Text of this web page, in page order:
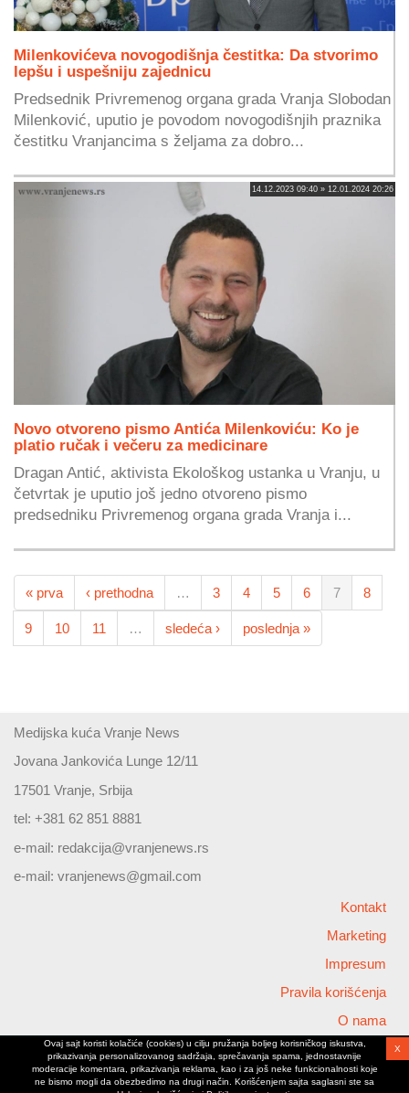
Milenkovićeva novogodišnja čestitka: Da stvorimo
lepšu i uspešniju zajednicu
Predsednik Privremenog organa grada Vranja Slobodan
Milenković, uputio je povodom novogodišnjih praznika
čestitku Vranjancima s željama za dobro...
14.12.2023 09:40 » 12.01.2024 20:26
Novo otvoreno pismo Antića Milenkoviću: Ko je
platio ručak i večeru za medicinare
Dragan Antić, aktivista Ekološkog ustanka u Vranju, u
četvrtak je uputio još jedno otvoreno pismo
predsedniku Privremenog organa grada Vranja i...
« prva ‹ prethodna … 3 4 5 6 7 8
9 10 11 … sledeća › poslednja »
Medijska kuća Vranje News
Jovana Jankovića Lunge 12/11
17501 Vranje, Srbija
tel: +381 62 851 8881
e-mail: redakcija@vranjenews.rs
e-mail: vranjenews@gmail.com
Kontakt
Marketing
Impresum
Pravila korišćenja
O nama
Copyright © 2026 Vranjenews
All rights reserved
www.vranjenews.rs
Ovaj sajt koristi kolačiće (cookies) u cilju pružanja boljeg korisničkog iskustva,
prikazivanja personalizovanog sadržaja, sprečavanja spama, jednostavnije
moderacije komentara, prikazivanja reklama, kao i za još neke funkcionalnosti koje
ne bismo mogli da obezbedimo na drugi način. Korišćenjem sajta saglasni ste sa
X